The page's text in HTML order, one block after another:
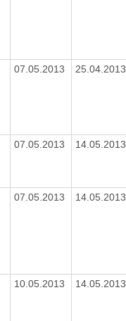
07.05.2013 25.04.2013
07.05.2013 14.05.2013
07.05.2013 14.05.2013
10.05.2013 14.05.2013